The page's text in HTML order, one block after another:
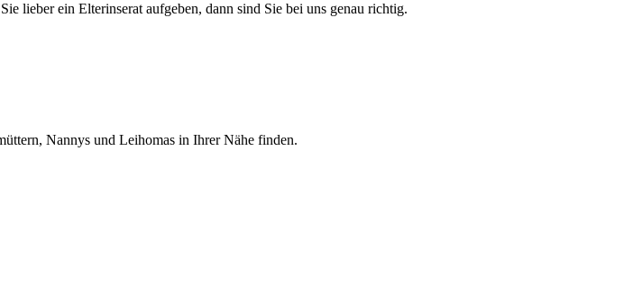
lieber ein Elterinserat aufgeben, dann sind Sie bei uns genau richtig.
Nannys und Leihomas in Ihrer Nähe finden.